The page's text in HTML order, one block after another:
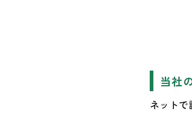
当社
ネットで